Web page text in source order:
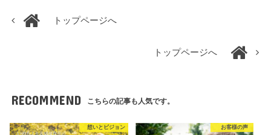
トップページへ
トップページへ
RECOMMEND こちらの記事も人気です。
想いとビジョン お客様の声